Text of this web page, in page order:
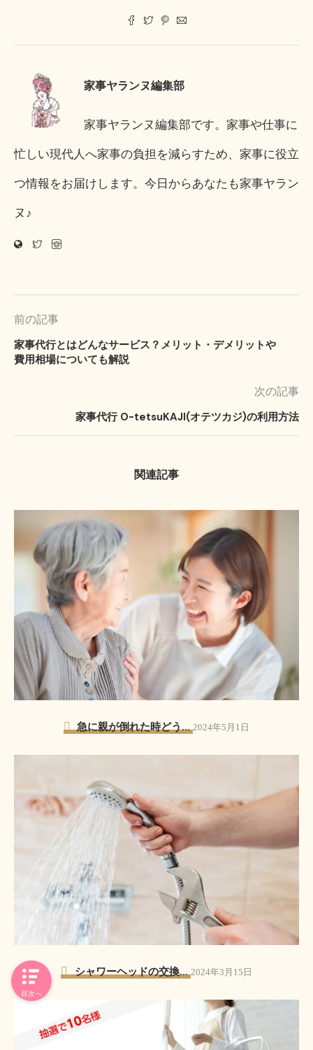
家事ヤランヌ編集部
家事ヤランヌ編集部です。家事や仕事に
忙しい現代人へ家事の負担を減らすため、家事に役立
つ情報をお届けします。今日からあなたも家事ヤラン
ヌ♪
前の記事
家事代行とはどんなサービス？メリット・デメリットや
費用相場についても解説
次の記事
家事代行 O-tetsuKAJI(オテツカジ)の利用方法
関連記事
急に親が倒れた時どう... 2024年5月1日
シャワーヘッドの交換... 2024年3月15日
目次へ